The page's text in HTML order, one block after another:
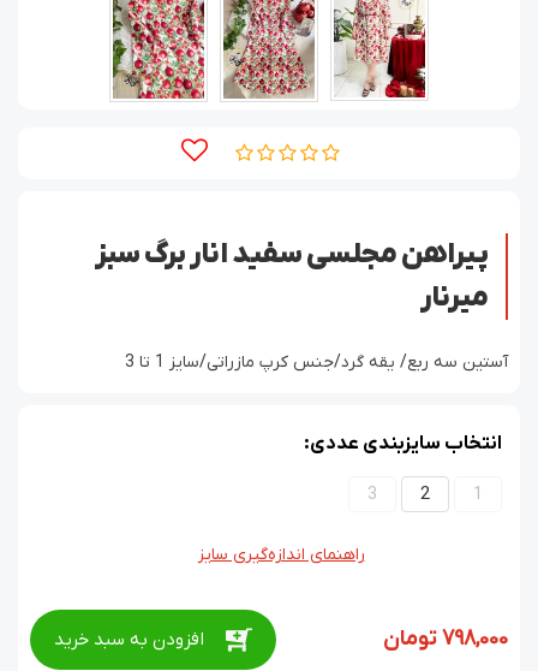
پیراهن مجلسی سفید انار برگ سبز
میرنار
آستین سه ربع/ یقه گرد/جنس کرپ مازراتی/سایز 1 تا 3
انتخاب سایزبندی عددی:
1
2
3
راهنمای اندازه‌گیری سایز
798,000تومان افزودن به سبد خرید